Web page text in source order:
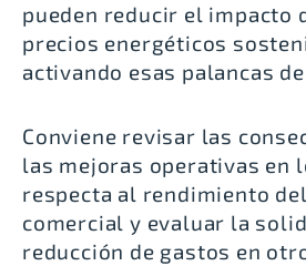
pueden reducir el impacto
precios energéticos
activando esas palancas
Conviene revisar las
las mejoras operativas en
respecta al rendimiento
comercial y evaluar la
reducción de gastos en